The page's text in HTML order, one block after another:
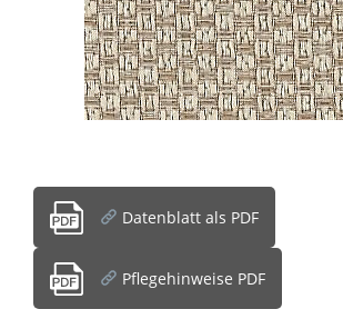
Datenblatt als PDF
Pflegehinweise PDF